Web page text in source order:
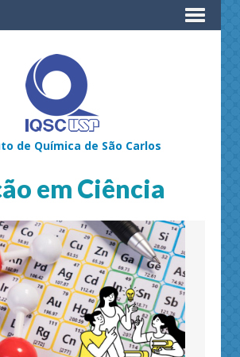
de Química de São Carlos
em Ciência